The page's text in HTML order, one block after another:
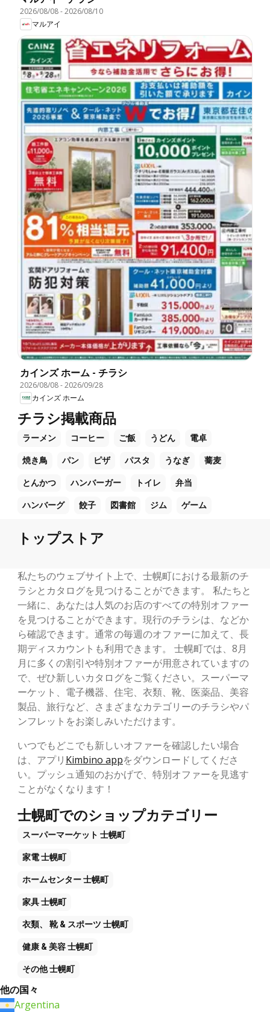
2026/08/08-2026/08/10
マルアイ
カインズ ホーム - チラシ
2026/08/08-2026/09/28
カインズ ホーム
チラシ掲載商品
ラーメン コーヒー ご飯 うどん 電卓
焼き鳥 パン ピザ パスタ うなぎ 蕎麦
とんかつ ハンバーガー トイレ 弁当
ハンバーグ 餃子 図書館 ジム ゲーム
トップストア
私たちのウェブサイト上で、士幌町における最新のチ
ラシとカタログを見つけることができます。 私たちと
一緒に、あなたは人気のお店のすべての特別オファー
を見つけることができます。現行のチラシは、などか
ら確認できます。通常の毎週のオファーに加えて、長
期ディスカウントも利用できます。 士幌町では、8月
月に多くの割引や特別オファーが用意されていますの
で、ぜひ新しいカタログをご覧ください。スーパーマ
ーケット、電子機器、住宅、衣類、靴、医薬品、美容
製品、旅行など、さまざまなカテゴリーのチラシやパ
ンフレットをお楽しみいただけます。
いつでもどこでも新しいオファーを確認したい場合
は、アプリ Kimbino appをダウンロードしてくださ
い。プッシュ通知のおかげで、特別オファーを見逃す
ことがなくなります！
士幌町でのショップカテゴリー
スーパーマーケット 士幌町
家電士幌町
ホームセンター士幌町
家具士幌町
衣類、 靴 & スポーツ 士幌町
健康 & 美容士幌町
その他士幌町
他の国々
Argentina